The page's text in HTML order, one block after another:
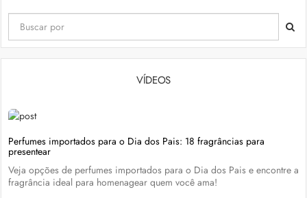
VÍDEOS
Perfumes importados para o Dia dos Pais: 18 fragrâncias para
presentear
Veja opções de perfumes importados para o Dia dos Pais e encontre a
fragrância ideal para homenagear quem você ama!